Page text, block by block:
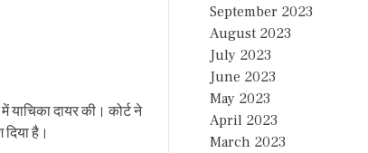
याचिका दायर की। कोर्ट ने
है।
September 2023
August 2023
July 2023
June 2023
May 2023
April 2023
March 2023